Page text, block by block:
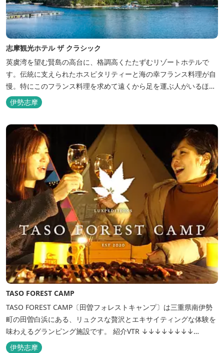
志摩観光ホテル ザ クラシック
英虞湾を望む賢島の高台に、格調高くたたずむリゾートホテルで
す。伝統に支えられたホスピタリティーと海の幸フランス料理が自
慢。特にこのフランス料理を求めて遠くから足を運ぶ人がいるほ
ど。洗練されたサービスに、寛ぎと至福のひとときを満喫してくだ
さい。 ※2016年6月7日リニューアルオープン
伊勢志摩
TASO FOREST CAMP
TASO FOREST CAMP〔田曽フォレストキャンプ〕は三重県南伊勢
町の田曽白浜にある、リュクスな贅沢とエキサイティングな体験を
味わえるグランピング施設です。 紹介VTR ↓↓↓↓↓↓↓↓
https://www.youtube.com/watch?v=jpF0wPRjqSw
伊勢志摩